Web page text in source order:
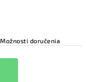
Možnosti doručenia